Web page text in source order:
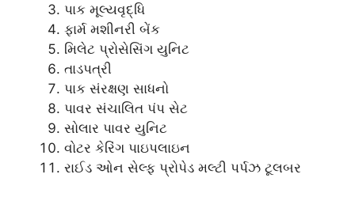
પાક મૂલ્યવૃદ્ધિ
ફાર્મ મશીનરી બેંક
મિલેટ પ્રોસેસિંગ યુનિટ
તાડપત્રી
પાક સંરક્ષણ સાધનો
પાવર સંચાલિત પંપ સેટ
સોલાર પાવર યુનિટ
વોટર કેરિંગ પાઇપલાઇન
રાઈડ ઓન સેલ્ફ પ્રોપેડ મલ્ટી પર્પઝ ટૂલબર